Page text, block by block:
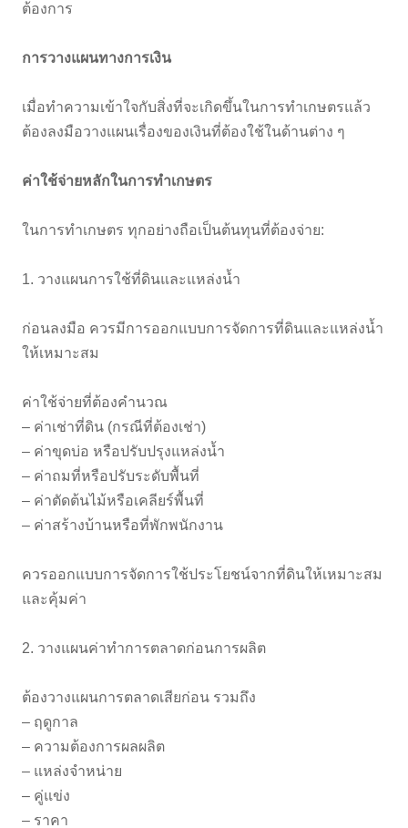
ต้องการ
การวางแผนทางการเงิน
เมื่อทำความเข้าใจกับสิ่งที่จะเกิดขึ้นในการทำเกษตรแล้ว
ต้องลงมือวางแผนเรื่องของเงินที่ต้องใช้ในด้านต่าง ๆ
ค่าใช้จ่ายหลักในการทำเกษตร
ในการทำเกษตร ทุกอย่างถือเป็นต้นทุนที่ต้องจ่าย:
1. วางแผนการใช้ที่ดินและแหล่งน้ำ
ก่อนลงมือ ควรมีการออกแบบการจัดการที่ดินและแหล่งน้ำ
ให้เหมาะสม
ค่าใช้จ่ายที่ต้องคำนวณ
– ค่าเช่าที่ดิน (กรณีที่ต้องเช่า)
– ค่าขุดบ่อ หรือปรับปรุงแหล่งน้ำ
– ค่าถมที่หรือปรับระดับพื้นที่
– ค่าตัดต้นไม้หรือเคลียร์พื้นที่
– ค่าสร้างบ้านหรือที่พักพนักงาน
ควรออกแบบการจัดการใช้ประโยชน์จากที่ดินให้เหมาะสม
และคุ้มค่า
2. วางแผนค่าทำการตลาดก่อนการผลิต
ต้องวางแผนการตลาดเสียก่อน รวมถึง
– ฤดูกาล
– ความต้องการผลผลิต
– แหล่งจำหน่าย
– คู่แข่ง
– ราคา